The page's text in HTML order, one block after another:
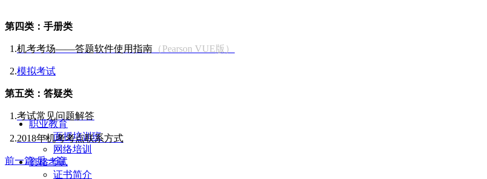
职业教育
面授培训班
网络培训
资格考试
证书简介
第四类：手册类
1.机考考场——答题软件使用指南 （Pearson VUE版）
2.模拟考试
第五类：答疑类
1.考试常见问题解答
2.2018年机考考点联系方式
前一篇 后一篇